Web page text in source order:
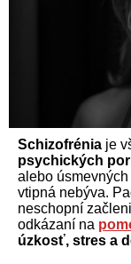
Schizofrénia je
psychických
alebo
vtipná nebýva.
neschopní
odkázaní na
úzkosť, stres a